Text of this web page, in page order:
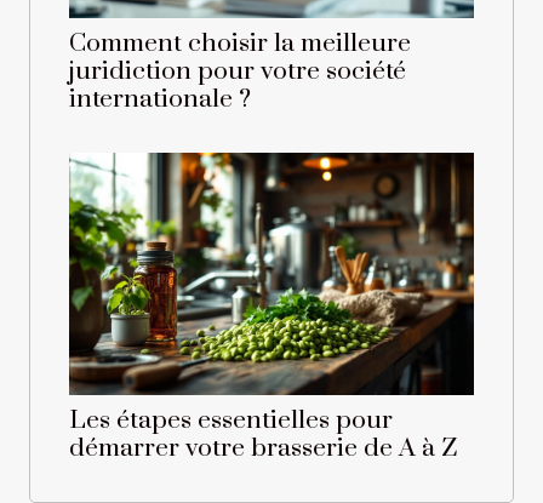
Comment choisir la meilleure
juridiction pour votre société
internationale ?
Les étapes essentielles pour
démarrer votre brasserie de A à Z